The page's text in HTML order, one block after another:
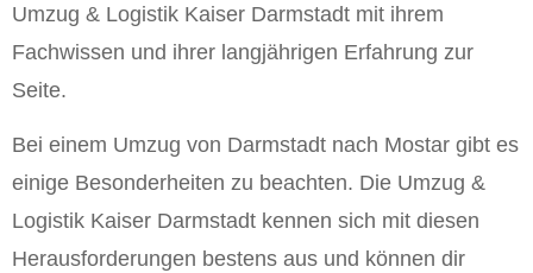
Umzug & Logistik Kaiser Darmstadt mit ihrem
Fachwissen und ihrer langjährigen Erfahrung zur
Seite.
Bei einem Umzug von Darmstadt nach Mostar gibt es
einige Besonderheiten zu beachten. Die Umzug &
Logistik Kaiser Darmstadt kennen sich mit diesen
Herausforderungen bestens aus und können dir